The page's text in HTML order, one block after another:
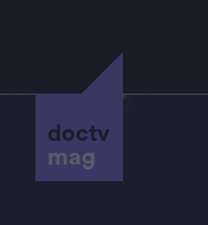
doctv
mag